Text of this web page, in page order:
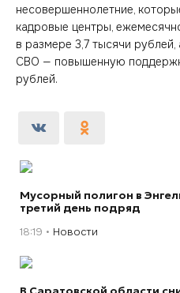
несовершеннолетние,
кадровые центры,
в размере 3,7 тысячи рублей,
СВО — повышенную
рублей.
Мусорный полигон в
третий день подряд
18:19 Новости